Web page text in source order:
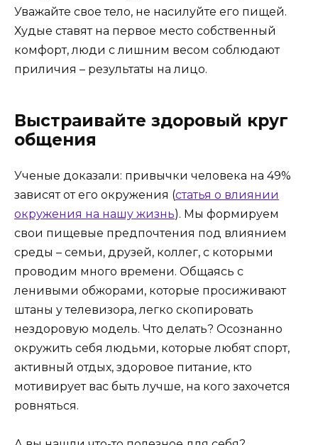
Уважайте свое тело, не насилуйте его пищей.
Худые ставят на первое место собственный
комфорт, люди с лишним весом соблюдают
приличия – результаты на лицо.
Выстраивайте здоровый круг
общения
Ученые доказали: привычки человека на 49%
зависят от его окружения (статья о влиянии
окружения на нашу жизнь). Мы формируем
свои пищевые предпочтения под влиянием
среды – семьи, друзей, коллег, с которыми
проводим много времени. Общаясь с
ленивыми обжорами, которые просиживают
штаны у телевизора, легко скопировать
нездоровую модель. Что делать? Осознанно
окружить себя людьми, которые любят спорт,
активный отдых, здоровое питание, кто
мотивирует вас быть лучше, на кого захочется
ровняться.